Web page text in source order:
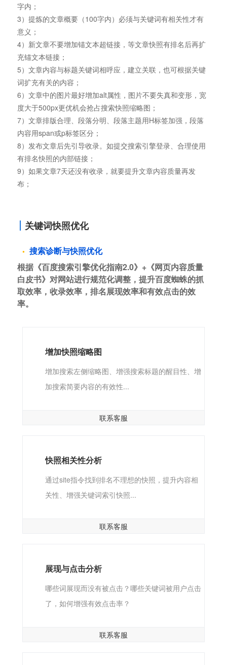
字内；
3）提炼的文章概要（100字内）必须与关键词有相关性才有
意义；
4）新文章不要增加锚文本超链接，等文章快照有排名后再扩
充锚文本链接；
5）文章内容与标题关键词相呼应，建立关联，也可根据关键
词扩充有关的内容；
6）文章中的图片最好增加alt属性，图片不要失真和变形，宽
度大于500px更优机会抢占搜索快照缩略图；
7）文章排版合理、段落分明、段落主题用H标签加强，段落
内容用span或p标签区分；
8）发布文章后先引导收录。如提交搜索引擎登录、合理使用
有排名快照的内部链接；
9）如果文章7天还没有收录，就要提升文章内容质量再发
布；
关键词快照优化
搜索诊断与快照优化
根据《百度搜索引擎优化指南2.0》+《网页内容质量
白皮书》对网站进行规范化调整，提升百度蜘蛛的抓
取效率，收录效率，排名展现效率和有效点击的效
率。
增加快照缩略图
增加搜索左侧缩略图、增强搜索标题的醒目性、增
加搜索简要内容的有效性...
联系客服
快照相关性分析
通过site指令找到排名不理想的快照，提升内容相
关性、增强关键词索引快照...
联系客服
展现与点击分析
哪些词展现而没有被点击？哪些关键词被用户点击
了，如何增强有效点击率？
联系客服